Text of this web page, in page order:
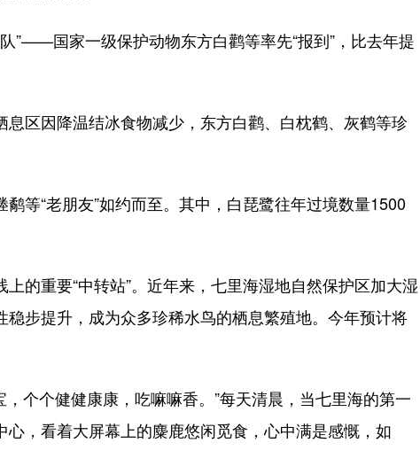
国家一级保护动物东方白鹳等率先“报到”，比去年提
区因降温结冰食物减少，东方白鹳、白枕鹤、灰鹤等珍
“老朋友”如约而至。其中，白琵鹭往年过境数量1500
重要“中转站”。近年来，七里海湿地自然保护区加大湿
步提升，成为众多珍稀水鸟的栖息繁殖地。今年预计将
个健健康康，吃嘛嘛香。”每天清晨，当七里海的第一
，看着大屏幕上的麋鹿悠闲觅食，心中满是感慨，如